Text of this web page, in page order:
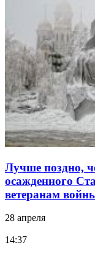
Лучше поздно,
осажденного
ветеранам
28 апреля
14:37